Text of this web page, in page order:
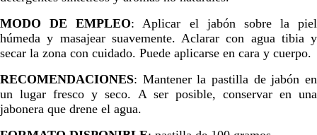
MODO DE EMPLEO: Aplicar el jabón sobre la piel
húmeda y masajear suavemente. Aclarar con agua tibia y
secar la zona con cuidado. Puede aplicarse en cara y cuerpo.
RECOMENDACIONES: Mantener la pastilla de jabón en
un lugar fresco y seco. A ser posible, conservar en una
jabonera que drene el agua.